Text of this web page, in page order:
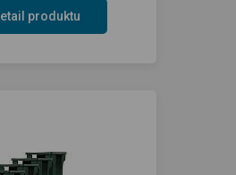
produktu